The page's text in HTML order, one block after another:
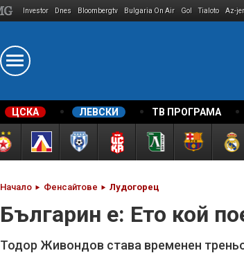
Investor Dnes Bloombergtv Bulgaria On Air Gol Tialoto Az-
ЦСКА ЛЕВСКИ ТВ ПРОГРАМА
Начало Фенсайтове Лудогорец
Българин е: Ето кой
Тодор Живондов става временен